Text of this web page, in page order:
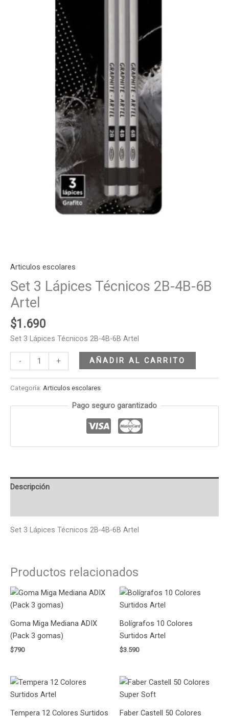
Articulos escolares
Set 3 Lápices Técnicos 2B-4B-6B
Artel
$1.690
Set 3 Lápices Técnicos 2B-4B-6B Artel
- + AÑADIR AL CARRITO
Categoría: Articulos escolares
Pago seguro garantizado
Descripción
Set 3 Lápices Técnicos 2B-4B-6B Artel
Productos relacionados
Goma Miga Mediana ADIX
(Pack 3 gomas)
$790
Bolígrafos 10 Colores
Surtidos Artel
$3.590
Tempera 12 Colores Surtidos
Faber Castell 50 Colores